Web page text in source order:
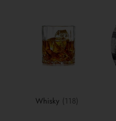
Whisky (118)